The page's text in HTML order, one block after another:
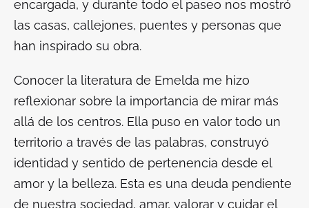
encargada, y durante todo el paseo nos mostró
las casas, callejones, puentes y personas que
han inspirado su obra.
Conocer la literatura de Emelda me hizo
reflexionar sobre la importancia de mirar más
allá de los centros. Ella puso en valor todo un
territorio a través de las palabras, construyó
identidad y sentido de pertenencia desde el
amor y la belleza. Esta es una deuda pendiente
de nuestra sociedad, amar, valorar y cuidar el